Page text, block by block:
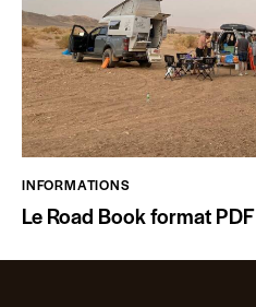
INFORMATIONS
Le Road Book format PDF